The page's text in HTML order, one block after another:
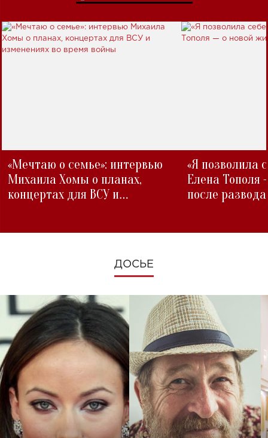
«Мечтаю о семье»: интервью
Михаила Хомы о планах,
концертах для ВСУ и
«Я позволила
Елена Тополя
после развода
ДОСЬЕ